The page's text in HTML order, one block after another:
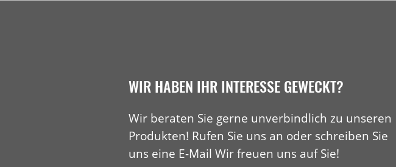
WIR HABEN IHR INTERESSE GEWECKT?
Wir beraten Sie gerne unverbindlich zu unseren
Produkten! Rufen Sie uns an oder schreiben Sie
uns eine E-Mail Wir freuen uns auf Sie!